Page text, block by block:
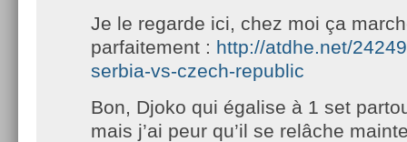
Je le regarde ici, chez moi ça
parfaitement : http://atdhe.net/
serbia-vs-czech-republic
Bon, Djoko qui égalise à 1 set
mais j’ai peur qu’il se relâche